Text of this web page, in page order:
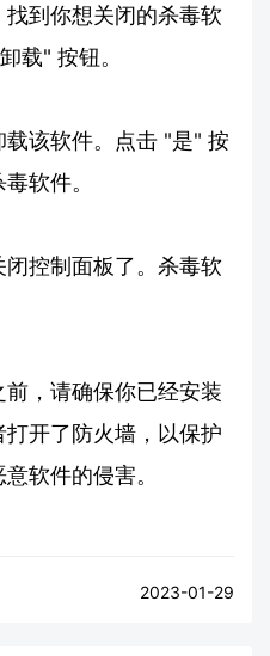
到你想关闭的杀毒软
载" 按钮。
该软件。点击 "是" 按
软件。
控制面板了。杀毒软
，请确保你已经安装
开了防火墙，以保护
软件的侵害。
2023-01-29